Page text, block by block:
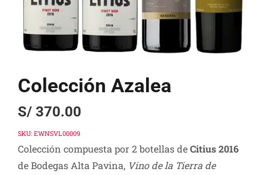
Colección Azalea
S/370.00
SKU: EWNSVL00009
Colección compuesta por 2 botellas deCitius 2016
de Bodegas Alta Pavina, Vino de la Tierra de